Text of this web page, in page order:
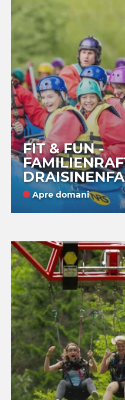
FIT & FUN -
Apre domani